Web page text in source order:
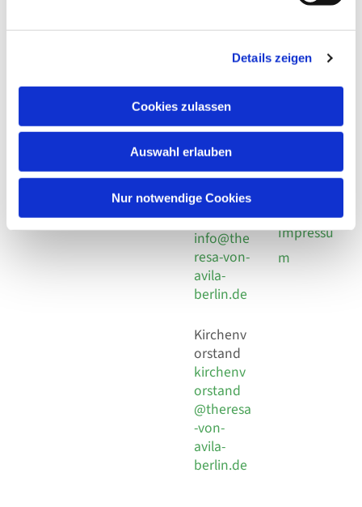
Details zeigen
Cookies zulassen
Auswahl erlauben
Nur notwendige Cookies
Adresse
Kirchengemeinde Pfarrei
Hl. Theresa von Avila Berlin
Nordost
Leitender Pfarrer - Norbert
Pomplun
13086 Berlin
Kont
Telefon
+49 30
924 64 28
30 924 54
18
E-Mail
info@the
resa-von-
avila-
berlin.de
Kirchenv
orstand
kirchenv
orstand
@theresa
-von-
avila-
berlin.de
Links
Datensch
Datensch
Social
Impressu
m